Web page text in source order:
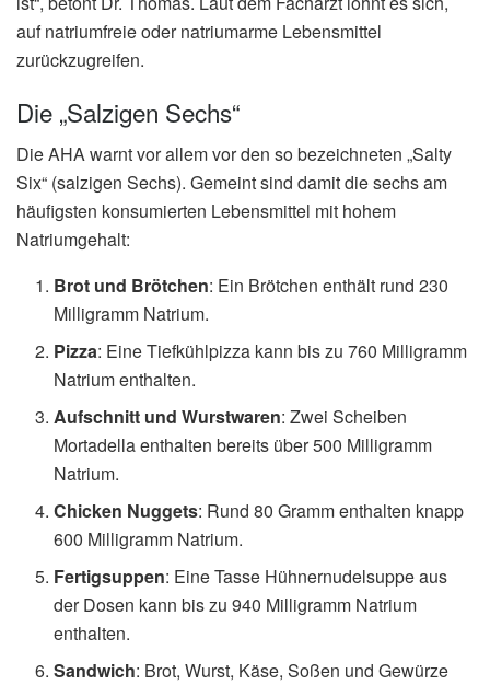
auf natriumfreie oder natriumarme Lebensmittel
zurückzugreifen.
Die „Salzigen Sechs“
Die AHA warnt vor allem vor den so bezeichneten „Salty
Six“ (salzigen Sechs). Gemeint sind damit die sechs am
häufigsten konsumierten Lebensmittel mit hohem
Natriumgehalt:
Brot und Brötchen: Ein Brötchen enthält rund 230
Milligramm Natrium.
Pizza: Eine Tiefkühlpizza kann bis zu 760 Milligramm
Natrium enthalten.
Aufschnitt und Wurstwaren: Zwei Scheiben
Mortadella enthalten bereits über 500 Milligramm
Natrium.
Chicken Nuggets: Rund 80 Gramm enthalten knapp
600 Milligramm Natrium.
Fertigsuppen: Eine Tasse Hühnernudelsuppe aus
der Dosen kann bis zu 940 Milligramm Natrium
enthalten.
Sandwich: Brot, Wurst, Käse, Soßen und Gewürze